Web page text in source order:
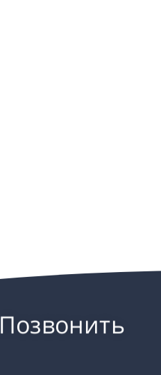
Позвонить